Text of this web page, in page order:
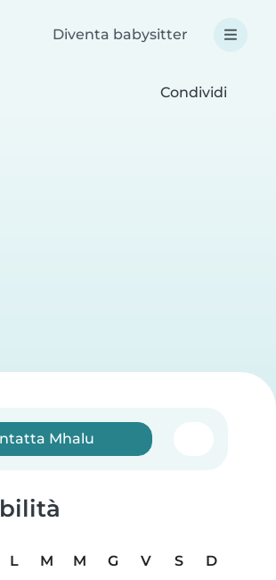
Diventa babysitter
Condividi
Mhalu
L M M G V S
D